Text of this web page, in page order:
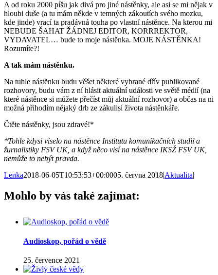
A od roku 2000 píšu jak divá pro jiné nástěnky, ale asi se mi nějak v
hloubi duše (a tu mám někde v temných zákoutích svého mozku,
kde jinde) vrací ta pradávná touha po vlastní nástěnce. Na kterou mi
NEBUDE ŠAHAT ŽÁDNEJ EDITOR, KORRREKTOR,
VYDAVATEL… bude to moje nástěnka. MOJE NÁSTĚNKA!
Rozumíte?!
A tak mám nástěnku.
Na tuhle nástěnku budu věšet některé vybrané dřív publikované
rozhovory, budu vám z ní hlásit aktuální události ve světě médií (na
které nástěnce si můžete přečíst můj aktuální rozhovor) a občas na ni
možná přihodím nějaký drb ze zákulisí života nástěnkáře.
Čtěte nástěnky, jsou zdravé!*
*Tohle kdysi viselo na nástěnce Institutu komunikačních studií a
žurnalistiky FSV UK, a když něco visí na nástěnce IKSŽ FSV UK,
nemůže to nebýt pravda.
Lenka2018-06-05T10:53:53+00:0005. června 2018|Aktualita|
Mohlo by vás také zajímat:
Audioskop, pořád o vědě
25. července 2021